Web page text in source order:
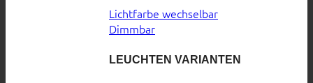
Lichtfarbe wechselbar
Dimmbar
LEUCHTEN VARIANTEN